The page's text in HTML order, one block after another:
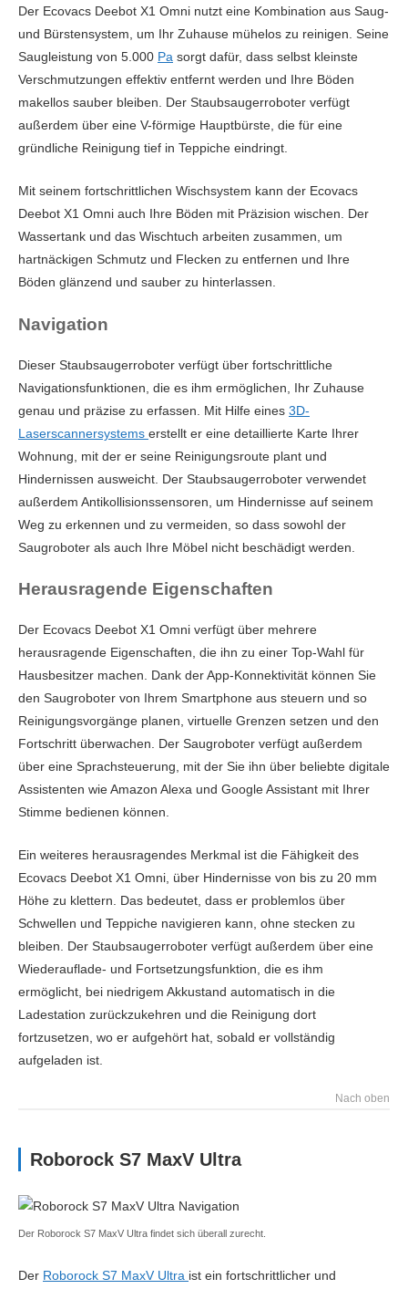
Der Ecovacs Deebot X1 Omni nutzt eine Kombination aus Saug-
und Bürstensystem, um Ihr Zuhause mühelos zu reinigen. Seine
Saugleistung von 5.000 Pa sorgt dafür, dass selbst kleinste
Verschmutzungen effektiv entfernt werden und Ihre Böden
makellos sauber bleiben. Der Staubsaugerroboter verfügt
außerdem über eine V-förmige Hauptbürste, die für eine
gründliche Reinigung tief in Teppiche eindringt.
Mit seinem fortschrittlichen Wischsystem kann der Ecovacs
Deebot X1 Omni auch Ihre Böden mit Präzision wischen. Der
Wassertank und das Wischtuch arbeiten zusammen, um
hartnäckigen Schmutz und Flecken zu entfernen und Ihre
Böden glänzend und sauber zu hinterlassen.
Navigation
Dieser Staubsaugerroboter verfügt über fortschrittliche
Navigationsfunktionen, die es ihm ermöglichen, Ihr Zuhause
genau und präzise zu erfassen. Mit Hilfe eines 3D-
Laserscannersystems erstellt er eine detaillierte Karte Ihrer
Wohnung, mit der er seine Reinigungsroute plant und
Hindernissen ausweicht. Der Staubsaugerroboter verwendet
außerdem Antikollisionssensoren, um Hindernisse auf seinem
Weg zu erkennen und zu vermeiden, so dass sowohl der
Saugroboter als auch Ihre Möbel nicht beschädigt werden.
Herausragende Eigenschaften
Der Ecovacs Deebot X1 Omni verfügt über mehrere
herausragende Eigenschaften, die ihn zu einer Top-Wahl für
Hausbesitzer machen. Dank der App-Konnektivität können Sie
den Saugroboter von Ihrem Smartphone aus steuern und so
Reinigungsvorgänge planen, virtuelle Grenzen setzen und den
Fortschritt überwachen. Der Saugroboter verfügt außerdem
über eine Sprachsteuerung, mit der Sie ihn über beliebte digitale
Assistenten wie Amazon Alexa und Google Assistant mit Ihrer
Stimme bedienen können.
Ein weiteres herausragendes Merkmal ist die Fähigkeit des
Ecovacs Deebot X1 Omni, über Hindernisse von bis zu 20 mm
Höhe zu klettern. Das bedeutet, dass er problemlos über
Schwellen und Teppiche navigieren kann, ohne stecken zu
bleiben. Der Staubsaugerroboter verfügt außerdem über eine
Wiederauflade- und Fortsetzungsfunktion, die es ihm
ermöglicht, bei niedrigem Akkustand automatisch in die
Ladestation zurückzukehren und die Reinigung dort
fortzusetzen, wo er aufgehört hat, sobald er vollständig
aufgeladen ist.
Nach oben
Roborock S7 MaxV Ultra
Der Roborock S7 MaxV Ultra findet sich überall zurecht.
Der Roborock S7 MaxV Ultra ist ein fortschrittlicher und